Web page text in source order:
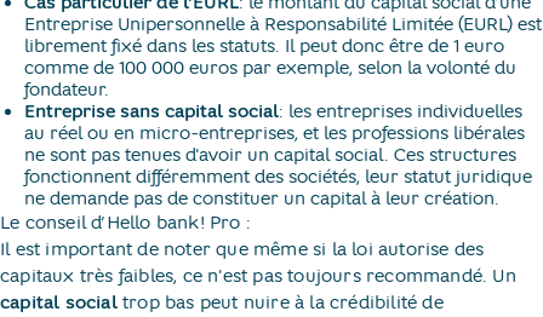
Entreprise Unipersonnelle à Responsabilité Limitée (EURL) est
librement fixé dans les statuts. Il peut donc être de 1 euro
comme de 100 000 euros par exemple, selon la volonté du
fondateur.
Entreprise sans capital social: les entreprises individuelles
au réel ou en micro-entreprises, et les professions libérales
ne sont pas tenues d'avoir un capital social. Ces structures
fonctionnent différemment des sociétés, leur statut juridique
ne demande pas de constituer un capital à leur création.
Le conseil d’Hello bank! Pro :
Il est important de noter que même si la loi autorise des
capitaux très faibles, ce n'est pas toujours recommandé. Un
capital socialtrop bas peut nuire à la crédibilité de